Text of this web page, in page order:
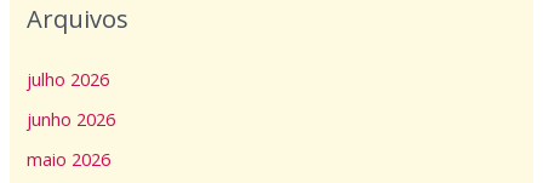
Arquivos
julho 2026
junho 2026
maio 2026